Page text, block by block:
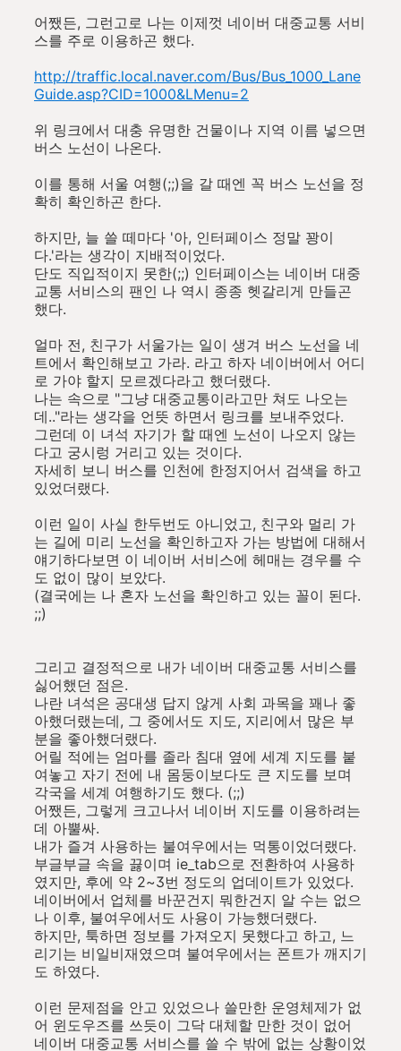
어쨌든, 그런고로 나는 이제껏 네이버 대중교통 서비
스를 주로 이용하곤 했다.
http://traffic.local.naver.com/Bus/Bus_1000_Lane
Guide.asp?CID=1000&LMenu=2
위 링크에서 대충 유명한 건물이나 지역 이름 넣으면
버스 노선이 나온다.
이를 통해 서울 여행(;;)을 갈 때엔 꼭 버스 노선을 정
확히 확인하곤 한다.
하지만, 늘 쓸 떼마다 '아, 인터페이스 정말 꽝이
다.'라는 생각이 지배적이었다.
단도 직입적이지 못한(;;) 인터페이스는 네이버 대중
교통 서비스의 팬인 나 역시 종종 헷갈리게 만들곤
했다.
얼마 전, 친구가 서울가는 일이 생겨 버스 노선을 네
트에서 확인해보고 가라. 라고 하자 네이버에서 어디
로 가야 할지 모르겠다라고 했더랬다.
나는 속으로 "그냥 대중교통이라고만 쳐도 나오는
데.."라는 생각을 언뜻 하면서 링크를 보내주었다.
그런데 이 녀석 자기가 할 때엔 노선이 나오지 않는
다고 궁시렁 거리고 있는 것이다.
자세히 보니 버스를 인천에 한정지어서 검색을 하고
있었더랬다.
이런 일이 사실 한두번도 아니었고, 친구와 멀리 가
는 길에 미리 노선을 확인하고자 가는 방법에 대해서
얘기하다보면 이 네이버 서비스에 헤매는 경우를 수
도 없이 많이 보았다.
(결국에는 나 혼자 노선을 확인하고 있는 꼴이 된다.
;;)
그리고 결정적으로 내가 네이버 대중교통 서비스를
싫어했던 점은.
나란 녀석은 공대생 답지 않게 사회 과목을 꽤나 좋
아했더랬는데, 그 중에서도 지도, 지리에서 많은 부
분을 좋아했더랬다.
어릴 적에는 엄마를 졸라 침대 옆에 세계 지도를 붙
여놓고 자기 전에 내 몸둥이보다도 큰 지도를 보며
각국을 세계 여행하기도 했다. (;;)
어쨌든, 그렇게 크고나서 네이버 지도를 이용하려는
데 아뿔싸.
내가 즐겨 사용하는 불여우에서는 먹통이었더랬다.
부글부글 속을 끓이며 ie_tab으로 전환하여 사용하
였지만, 후에 약 2~3번 정도의 업데이트가 있었다.
네이버에서 업체를 바꾼건지 뭐한건지 알 수는 없으
나 이후, 불여우에서도 사용이 가능했더랬다.
하지만, 툭하면 정보를 가져오지 못했다고 하고, 느
리기는 비일비재였으며 불여우에서는 폰트가 깨지기
도 하였다.
이런 문제점을 안고 있었으나 쓸만한 운영체제가 없
어 윈도우즈를 쓰듯이 그닥 대체할 만한 것이 없어
네이버 대중교통 서비스를 쓸 수 밖에 없는 상황이었